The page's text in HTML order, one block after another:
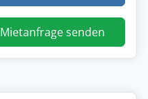
Mietanfrage senden